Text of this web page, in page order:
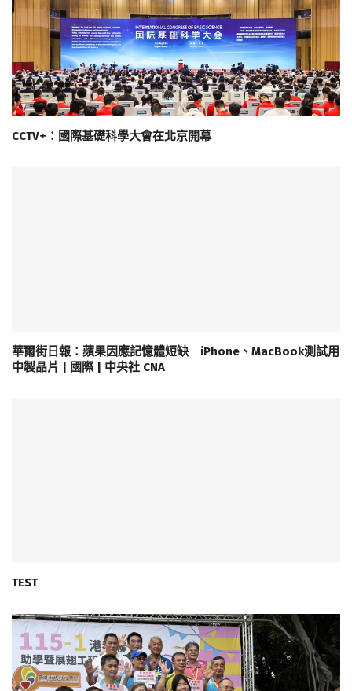
CCTV+：國際基礎科學大會在北京開幕
華爾街日報：蘋果因應記憶體短缺 iPhone、MacBook測試用
中製晶片 | 國際 | 中央社 CNA
TEST